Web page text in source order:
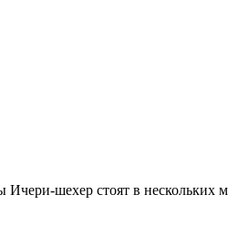
шехер стоят в нескольких